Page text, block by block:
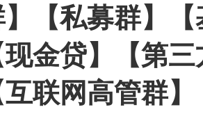
】【私募群】
金贷】【第
联网高管群